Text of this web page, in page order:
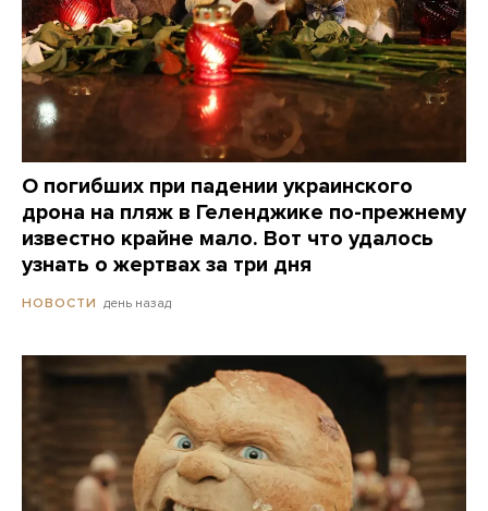
О погибших при падении украинского
дрона на пляж в Геленджике по-прежнему
известно крайне мало. Вот что удалось
узнать о жертвах за три дня
НОВОСТИ день назад